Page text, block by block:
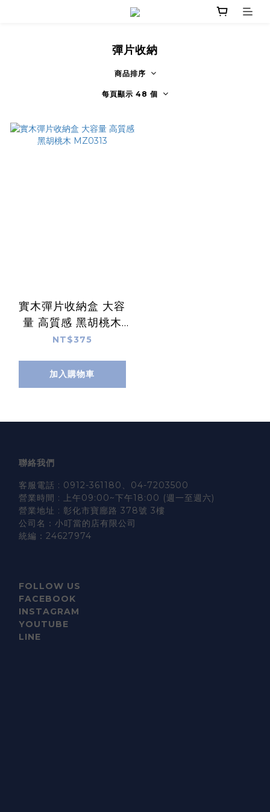
彈片收納
商品排序
每頁顯示 48 個
實木彈片收納盒 大容
量 高質感 黑胡桃木
MZ0313
NT$375
加入購物車
聯絡我們
客服電話 : 0912-361180、04-7203500
營業時間 : 上午09:00~下午18:00 (週一至週六)
營業地址 : 彰化市寶廍路 378號 3樓
公司名：小叮當的店有限公司
統編：24627974
FOLLOW US
FACEBOOK
INSTAGRAM
YOUTUBE
LINE